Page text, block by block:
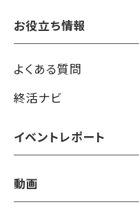
お役立ち情報
よくある質問
終活ナビ
イベントレポート
動画